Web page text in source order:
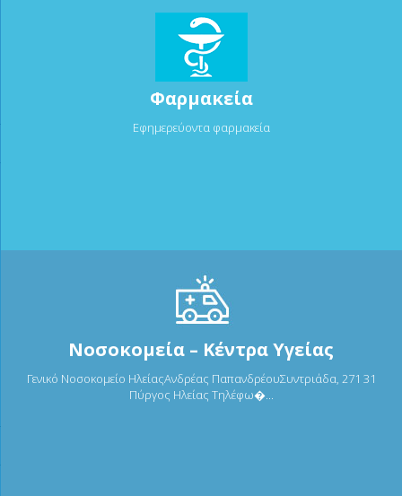
Φαρμακεία
Εφημερεύοντα φαρμακεία
Νοσοκομεία – Κέντρα Υγείας
Γενικό Νοσοκομείο ΗλείαςΑνδρέας ΠαπανδρέουΣυντριάδα, 271 31
Πύργος Ηλείας Τηλέφω�...